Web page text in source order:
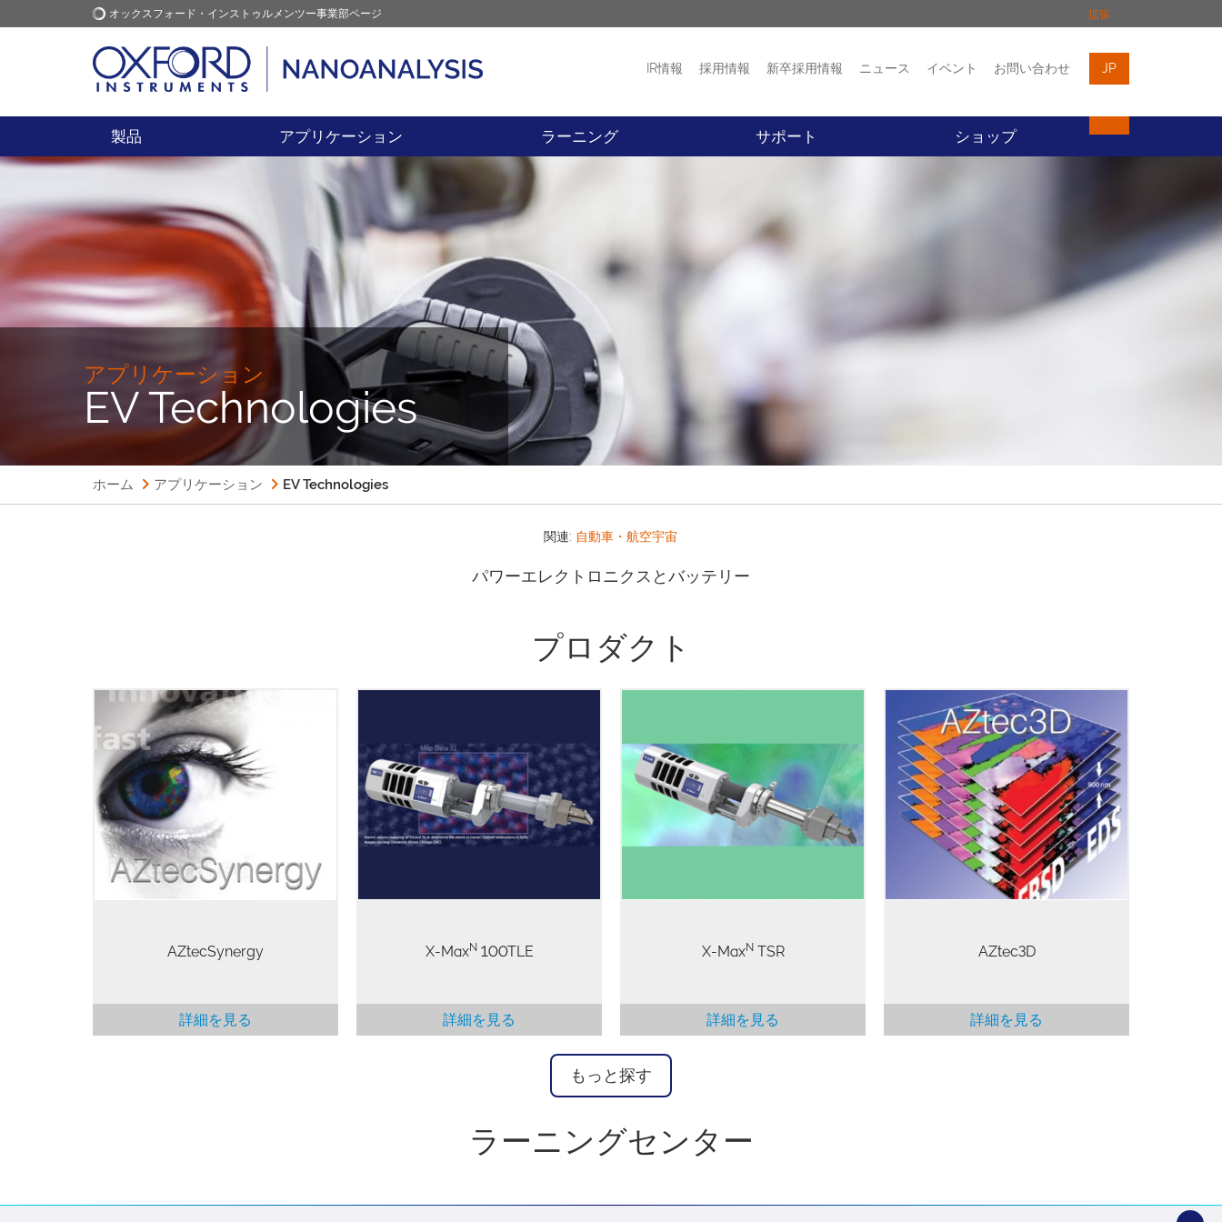
オックスフォード・インストゥルメンツー事業部ページ 拡張
オックスフォード・インス
トゥルメンツ
アプリケーション ニュース イベント お問い合わせ
IR情報 採用情報 新卒採用情報 ニュース イベント お問い合わせ JP
製品 アプリケーション ラーニング サポート ショップ
アプリケーション
EV Technologies
ホーム アプリケーション EV Technologies
関連: 自動車・航空宇宙
パワーエレクトロニクスとバッテリー
プロダクト
EDS・EBSD同時データ収集
AZtecSynergy は、EDS と EBSD の
データを同時に収集するための強力
なソリューションとなっています。
優れた統合データを収集するための
すべてのツールは １ か所に置かれて
おり、特定のナビゲータから他のナ
ビゲータへの複雑な切り替えは不要
です。
AZtecSynergy
詳細を見る
当社の主力製品である TEM 用 SDD
検出器、X-MaxN 100TLE は、ナノ
サイエンスの最前線で利用されてい
る電界放出型および収差補正 TEM 向
けに最適なソリューションです。
X-MaxN100TLE
詳細を見る
センサは、0.3 ∼ 0.7 ステラジアン*
の範囲の検出立体角を実現すること
ができます。スペクトル範囲全体、
特に軽元素の優れた検出効率は、す
べてのエネルギー領域でのより多く
の計数率を意味しています。 *構成、
ポールピースと TEM に依存します。
す。立体角は顕微鏡とポールピース
X-MaxNTSR
詳細を見る
3次元EDS/EBSD解析 AZtec3D は
EDS と EBSD の同時データ収集と分
析を FIB-SEM の自動ミリング機能と
組み合わせたものです。
AZtec3D
詳細を見る
もっと探す
ラーニングセンター